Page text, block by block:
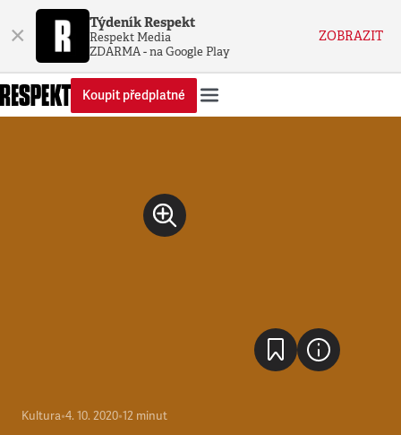
× Týdeník Respekt
Respekt Media
ZDARMA - na Google Play
ZOBRAZIT
Koupit předplatné
Kultura•4. 10. 2020•12 minut